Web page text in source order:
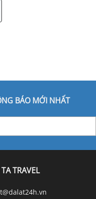
BÁO MỚI NHẤT
TRAVEL